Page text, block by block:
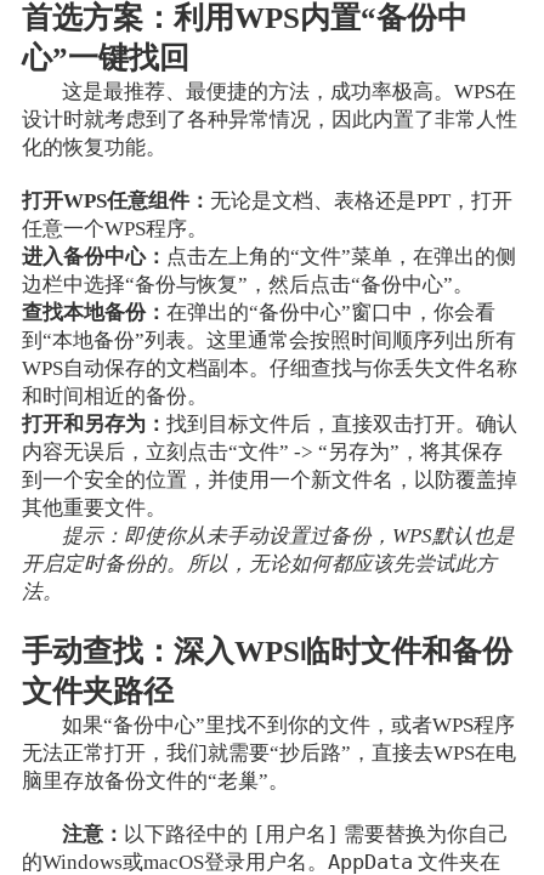
首选方案：利用WPS内置“备份中
心”一键找回
这是最推荐、最便捷的方法，成功率极高。WPS在
设计时就考虑到了各种异常情况，因此内置了非常人性
化的恢复功能。
打开WPS任意组件： 无论是文档、表格还是PPT，打开
任意一个WPS程序。
进入备份中心： 点击左上角的“文件”菜单，在弹出的侧
边栏中选择“备份与恢复”，然后点击“备份中心”。
查找本地备份： 在弹出的“备份中心”窗口中，你会看
到“本地备份”列表。这里通常会按照时间顺序列出所有
WPS自动保存的文档副本。仔细查找与你丢失文件名称
和时间相近的备份。
打开和另存为： 找到目标文件后，直接双击打开。确认
内容无误后，立刻点击“文件” -> “另存为”，将其保存
到一个安全的位置，并使用一个新文件名，以防覆盖掉
其他重要文件。
提示：即使你从未手动设置过备份，WPS默认也是
开启定时备份的。所以，无论如何都应该先尝试此方
法。
手动查找：深入WPS临时文件和备份
文件夹路径
如果“备份中心”里找不到你的文件，或者WPS程序
无法正常打开，我们就需要“抄后路”，直接去WPS在电
脑里存放备份文件的“老巢”。
注意： 以下路径中的 [用户名] 需要替换为你自己
的Windows或macOS登录用户名。 AppData 文件夹在